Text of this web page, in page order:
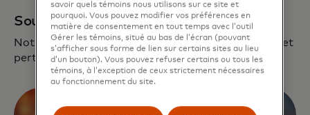
Soutien dédié
Notre équipe est dédiée à créer un chemin unique et
pertinent pour chaque entreprise.
savoir quels témoins nous utilisons sur ce site et
pourquoi. Vous pouvez modifier vos préférences en
matière de consentement en tout temps avec l’outil
Gérer les témoins, situé au bas de l’écran (pouvant
s’afficher sous forme de lien sur certains sites au lieu
d’un bouton). Vous pouvez refuser certains ou tous les
témoins, à l’exception de ceux strictement nécessaires
au fonctionnement du site.